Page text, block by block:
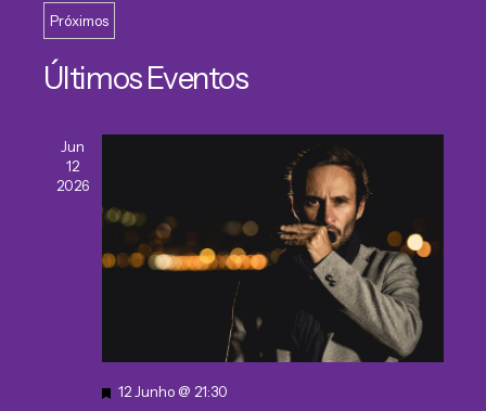
de
visualizações
Próximos
Últimos Eventos
Jun
12
2026
Destaque
12 Junho @ 21:30